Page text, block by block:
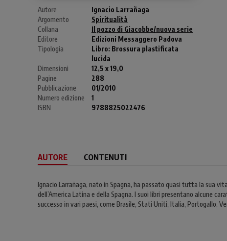
Autore
Ignacio Larrañaga
Argomento
Spiritualità
Collana
Il pozzo di Giacobbe/nuova serie
Editore
Edizioni Messaggero Padova
Tipologia
Libro: Brossura plastificata
lucida
Dimensioni
12,5 x 19,0
Pagine
288
Pubblicazione
01/2010
Numero edizione
1
ISBN
9788825022476
AUTORE CONTENUTI
Ignacio Larrañaga, nato in Spagna, ha passato quasi tutta la sua
dell’America Latina e della Spagna. I suoi libri presentano alcune
successo in vari paesi, come Brasile, Stati Uniti, Italia, Portogallo,